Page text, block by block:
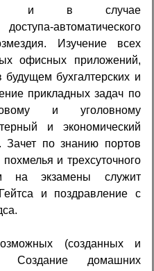
и в случае
автоматического
Изучение всех
офисных приложений,
бухгалтерских и
прикладных задач по
и уголовному
и экономический
по знанию портов
и трехсуточного
на экзамены служит
и поздравление с
(созданных и
Создание домашних